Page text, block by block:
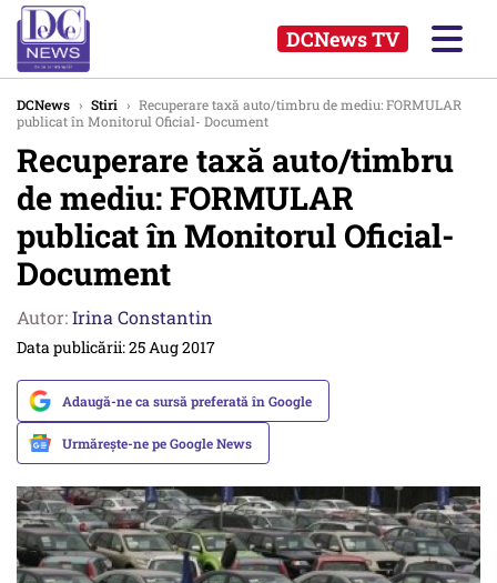
DCNews TV
DCNews › Stiri › Recuperare taxă auto/timbru de mediu: FORMULAR
publicat în Monitorul Oficial- Document
Recuperare taxă auto/timbru
de mediu: FORMULAR
publicat în Monitorul Oficial-
Document
Autor:Irina Constantin
Data publicării: 25 Aug 2017
Adaugă-ne ca sursă preferată în Google
Urmărește-ne pe Google News